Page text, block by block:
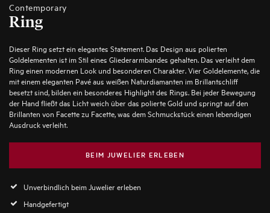
Contemporary
Ring
Dieser Ring setzt ein elegantes Statement. Das Design aus polierten
Goldelementen ist im Stil eines Gliederarmbandes gehalten. Das verleiht dem
Ring einen modernen Look und besonderen Charakter. Vier Goldelemente, die
mit einem eleganten Pavé aus weißen Naturdiamanten im Brillantschliff
besetzt sind, bilden ein besonderes Highlight des Rings. Bei jeder Bewegung
der Hand fließt das Licht weich über das polierte Gold und springt auf den
Brillanten von Facette zu Facette, was dem Schmuckstück einen lebendigen
Ausdruck verleiht.
BEIM JUWELIER ERLEBEN
Unverbindlich beim Juwelier erleben
Handgefertigt